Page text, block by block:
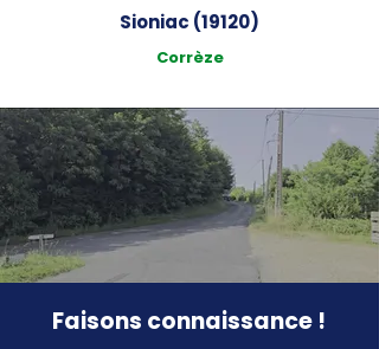
Sioniac (19120)
Corrèze
Faisons connaissance !